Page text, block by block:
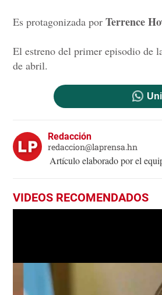
Es protagonizada por Terrence
El estreno del primer episodio de
de abril.
Redacción
redaccion@laprensa.hn
Artículo elaborado por el
VIDEOS RECOMENDADOS